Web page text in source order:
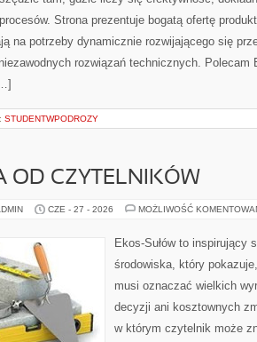
Strona prezentuje bogatą ofertę
na potrzeby dynamicznie rozwijającego się
rozwiązań technicznych. Polecam
STUDENTWPODROZY
OD CZYTELNIKÓW
CZE - 27 - 2026 MOŻLIWOŚĆ
Ekos-Sułów to inspirujący
środowiska, który
musi oznaczać wielkich
decyzji ani kosztownych
w którym czytelnik może